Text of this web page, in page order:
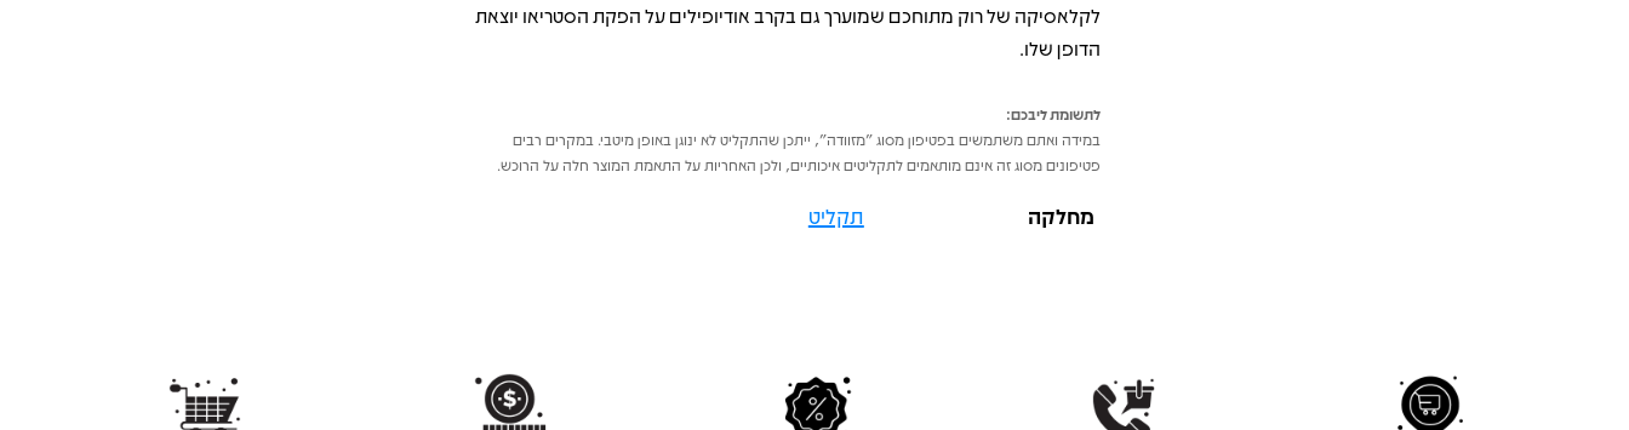
לקלאסיקה של רוק מתוחכם שמוערך גם בקרב אודיופילים על הפקת הסטריאו יוצאת
הדופן שלו.
לתשומת ליבכם:
במידה ואתם משתמשים בפטיפון מסוג "מזוודה", ייתכן שהתקליט לא ינוגן באופן מיטבי. במקרים רבים
פטיפונים מסוג זה אינם מותאמים לתקליטים איכותיים, ולכן האחריות על התאמת המוצר חלה על הרוכש.
מחלקה תקליט